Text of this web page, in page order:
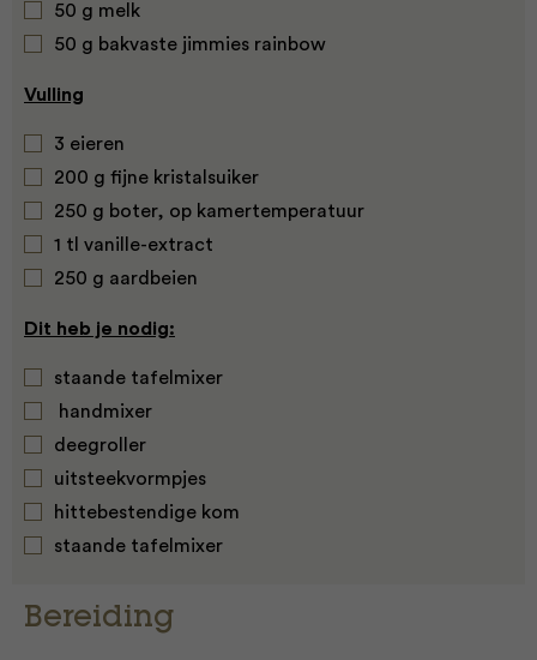
50 g melk
50 g bakvaste jimmies rainbow
Vulling
3 eieren
200 g fijne kristalsuiker
250 g boter, op kamertemperatuur
1 tl vanille-extract
250 g aardbeien
Dit heb je nodig:
staande tafelmixer
handmixer
deegroller
uitsteekvormpjes
hittebestendige kom
staande tafelmixer
Bereiding